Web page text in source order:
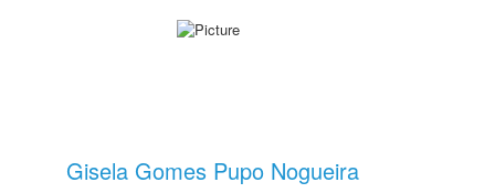
Gisela Gomes Pupo Nogueira